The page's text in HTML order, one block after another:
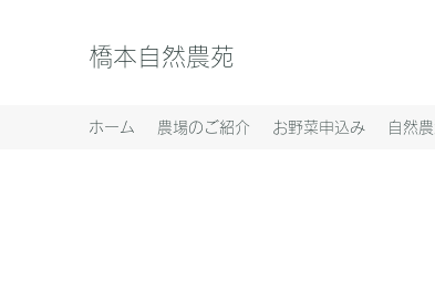
橋本自然農苑
ホーム 農場のご紹介 お野菜申込み 自然